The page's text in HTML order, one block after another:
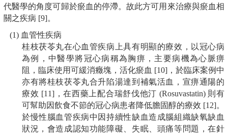
代醫學的角度可歸於瘀血的停滯。故此方可用來治療與瘀血相
關之疾病 [9]。
(1) 血管性疾病
桂枝茯苓丸在心血管疾病上具有明顯的療效，以冠心病
為例，中醫學將冠心病稱為胸痹，主要病機為心脈痹
阻，臨床使用可緩消癥塊，活化瘀血 [10]，於臨床案例中
亦有將桂枝茯苓丸合升陷湯達到補氣活血，宣痹通陽的
療效 [11]，在西藥上配合瑞舒伐他汀 (Rosuvastatin) 則有
可幫助因飲食不節的冠心病患者降低膽固醇的療效 [12]。
於慢性腦血管疾病中因持續性缺血造成腦組織缺氧缺血
狀況，會造成認知功能障礙、失眠、頭痛等問題，在針